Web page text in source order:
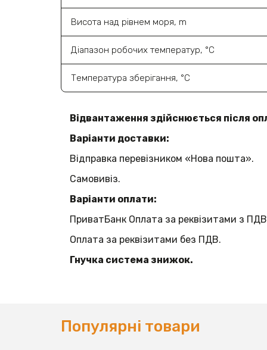
Висота над рівнем моря, m
Діапазон робочих температур, °C
Температура зберігання, °C
Відвантаження здійснюється після
Варіанти доставки:
Відправка перевізником «Нова пошта».
Самовивіз.
Варіанти оплати:
ПриватБанк Оплата за реквізитами з
Оплата за реквізитами без ПДВ.
Гнучка система знижок.
Популярні товари